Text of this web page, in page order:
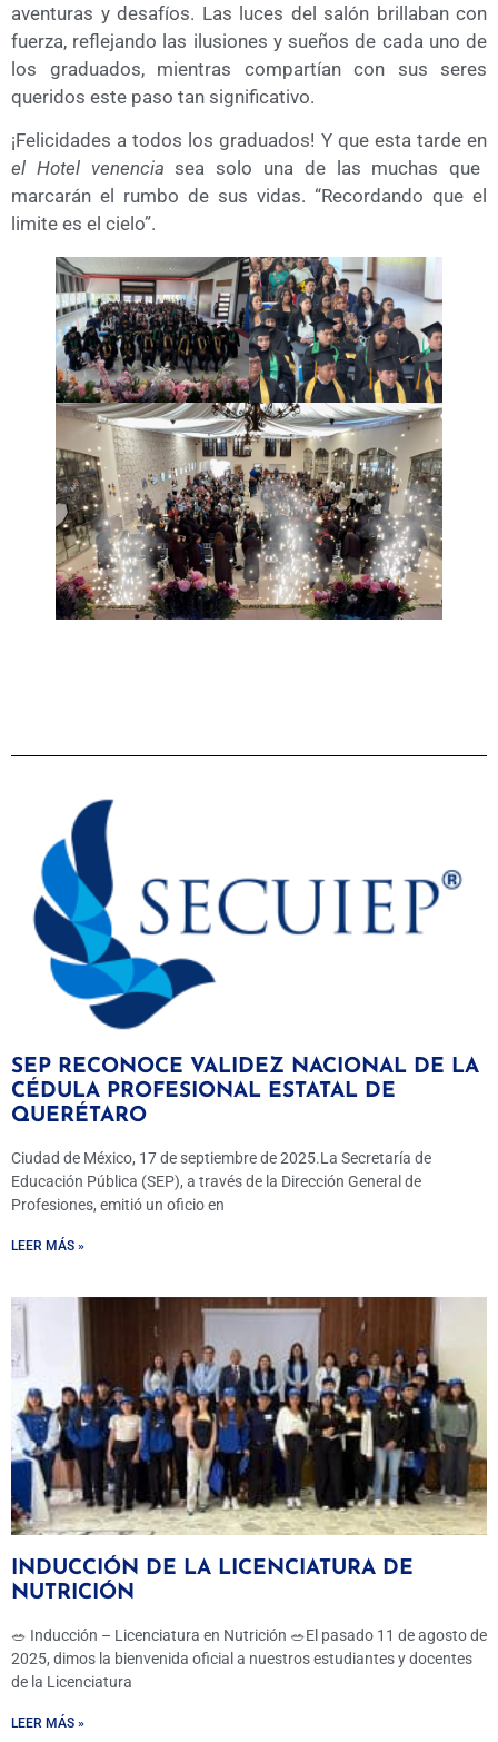
aventuras y desafíos. Las luces del salón brillaban con
fuerza, reflejando las ilusiones y sueños de cada uno de
los graduados, mientras compartían con sus seres
queridos este paso tan significativo.
¡Felicidades a todos los graduados! Y que esta tarde en
el Hotel venencia sea solo una de las muchas que
marcarán el rumbo de sus vidas. “Recordando que el
limite es el cielo”.
SEP RECONOCE VALIDEZ NACIONAL DE LA
CÉDULA PROFESIONAL ESTATAL DE
QUERÉTARO
Ciudad de México, 17 de septiembre de 2025.La Secretaría de
Educación Pública (SEP), a través de la Dirección General de
Profesiones, emitió un oficio en
LEER MÁS »
INDUCCIÓN DE LA LICENCIATURA DE
NUTRICIÓN
🥗 Inducción – Licenciatura en Nutrición 🥗El pasado 11 de agosto de
2025, dimos la bienvenida oficial a nuestros estudiantes y docentes
de la Licenciatura
LEER MÁS »